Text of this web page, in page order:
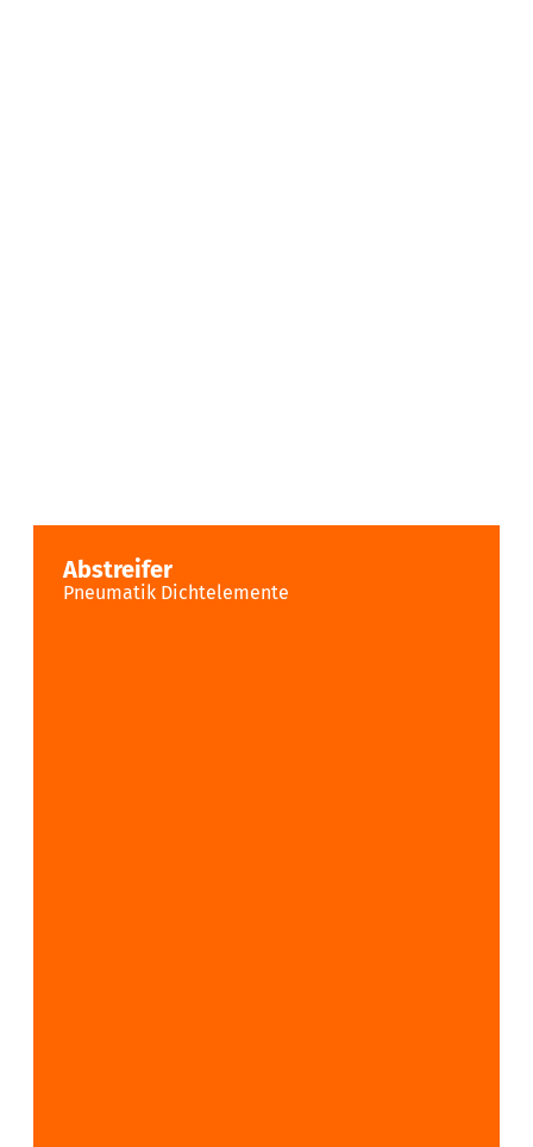
Abstreifer
Pneumatik Dichtelemente